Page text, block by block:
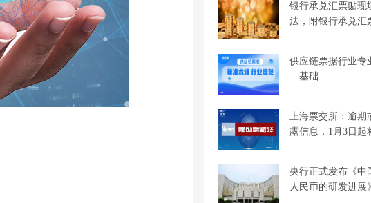
银行承兑汇票贴现
法，附银行承兑
供应链票据行业专
—基础…
上海票交所：逾期
露信息，1月3日
央行正式发布《中
人民币的研发进